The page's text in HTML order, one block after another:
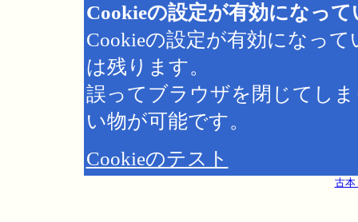
Cookieの設定が有効になっ
Cookieの設定が有効になっ
は残ります。
誤ってブラウザを閉じてし
い物が可能です。
Cookieのテスト
古本